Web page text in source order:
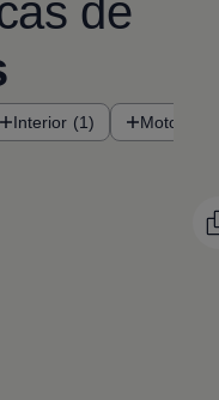
de
Interior (1)